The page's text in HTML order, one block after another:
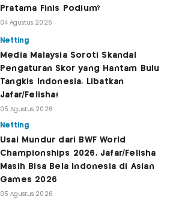
Pratama Finis Podium?
04 Agustus 2026
Netting
Media Malaysia Soroti Skandal
Pengaturan Skor yang Hantam Bulu
Tangkis Indonesia, Libatkan
Jafar/Felisha!
05 Agustus 2026
Netting
Usai Mundur dari BWF World
Championships 2026, Jafar/Felisha
Masih Bisa Bela Indonesia di Asian
Games 2026
05 Agustus 2026